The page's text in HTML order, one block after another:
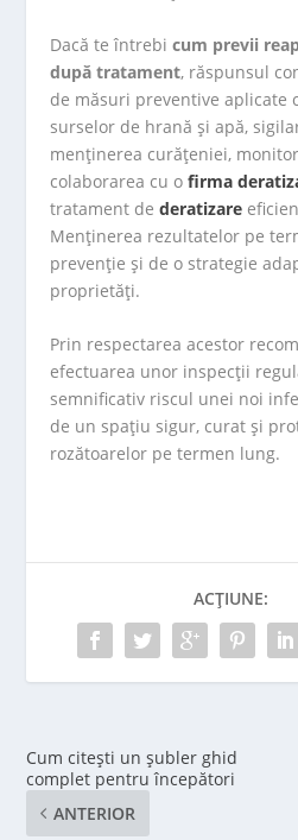
Dacă te întrebicum previi
după tratament, răspunsul
de măsuri preventive aplicate
surselor de hrană și apă,
menținerea curățeniei,
colaborarea cu ofirma
tratament dederatizare
Menținerea rezultatelor pe
prevenție și de o strategie
proprietăți.
Prin respectarea acestor
efectuarea unor inspecții
semnificativ riscul unei noi
de un spațiu sigur, curat și
rozătoarelor pe termen lung.
ACȚIUNE:
Cum citești un șubler ghid
complet pentru începători
ANTERIOR